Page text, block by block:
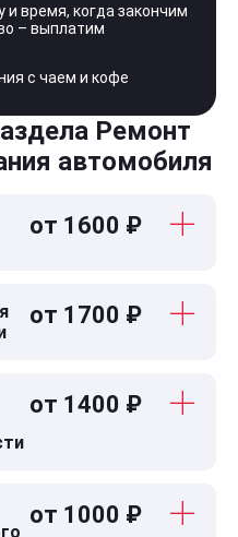
время, когда закончим
– выплатим
с чаем и кофе
Ремонт
автомобиля
от 1600 ₽
от 1700 ₽
от 1400 ₽
от 1000 ₽